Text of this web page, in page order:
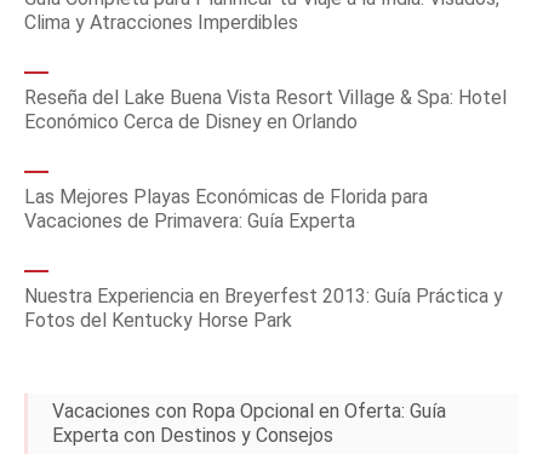
Clima y Atracciones Imperdibles
Reseña del Lake Buena Vista Resort Village & Spa: Hotel
Económico Cerca de Disney en Orlando
Las Mejores Playas Económicas de Florida para
Vacaciones de Primavera: Guía Experta
Nuestra Experiencia en Breyerfest 2013: Guía Práctica y
Fotos del Kentucky Horse Park
Vacaciones con Ropa Opcional en Oferta: Guía
Experta con Destinos y Consejos